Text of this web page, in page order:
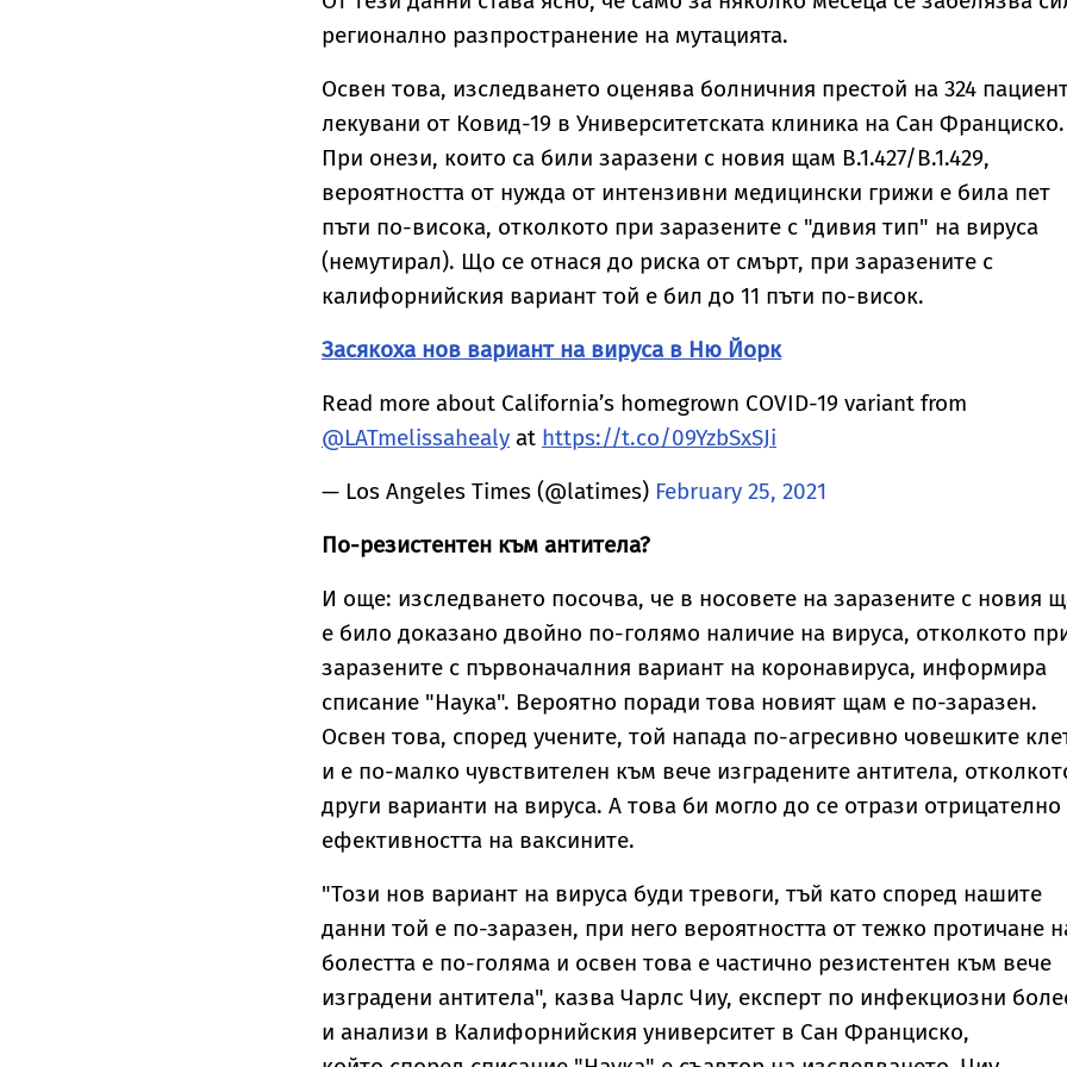
регионално разпространение на мутацията.
Освен това, изследването оценява болничния престой на 324
лекувани от Ковид-19 в Университетската клиника на Сан Франциско.
При онези, които са били заразени с новия щам B.1.427/B.1.429,
вероятността от нужда от интензивни медицински грижи е била пет
пъти по-висока, отколкото при заразените с "дивия тип" на вируса
(немутирал). Що се отнася до риска от смърт, при заразените с
калифорнийския вариант той е бил до 11 пъти по-висок.
Засякоха нов вариант на вируса в Ню Йорк
Read more about California’s homegrown COVID-19 variant from
@LATmelissahealy at https://t.co/09YzbSxSJi
— Los Angeles Times (@latimes) February 25, 2021
По-резистентен към антитела?
И още: изследването посочва, че в носовете на заразените с новия
е било доказано двойно по-голямо наличие на вируса, отколкото
заразените с първоначалния вариант на коронавируса, информира
списание "Наука". Вероятно поради това новият щам е по-заразен.
Освен това, според учените, той напада по-агресивно човешките
и е по-малко чувствителен към вече изградените антитела,
други варианти на вируса. А това би могло до се отрази отрицателно
ефективността на ваксините.
"Този нов вариант на вируса буди тревоги, тъй като според нашите
данни той е по-заразен, при него вероятността от тежко протичане
болестта е по-голяма и освен това е частично резистентен към вече
изградени антитела", казва Чарлс Чиу, експерт по инфекциозни
и анализи в Калифорнийския университет в Сан Франциско,